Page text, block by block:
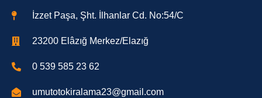
İzzet Paşa, Şht. İlhanlar Cd. No:54/C
23200 Elâzığ Merkez/Elazığ
0 539 585 23 62
umutotokiralama23@gmail.com